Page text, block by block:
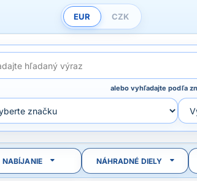
EUR CZK
alebo vyhľadajte podľa
NABÍJANIE NÁHRADNÉ DIELY